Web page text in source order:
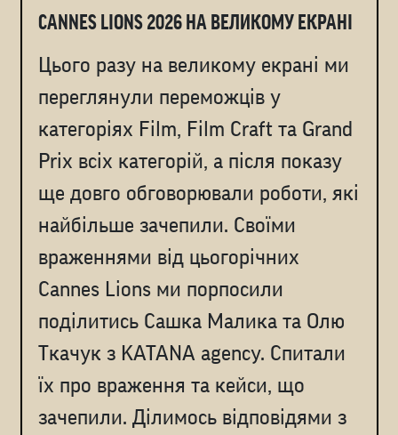
CANNES LIONS 2026 НА ВЕЛИКОМУ ЕКРАНІ
Цього разу на великому екрані ми
переглянули переможців у
категоріях Film, Film Craft та Grand
Prix всіх категорій, а після показу
ще довго обговорювали роботи, які
найбільше зачепили. Cвоїми
враженнями від цьогорічних
Cannes Lions ми порпосили
поділитись Сашка Малика та Олю
Ткачук з KATANA agency. Спитали
їх про враження та кейси, що
зачепили. Ділимось відповідями з